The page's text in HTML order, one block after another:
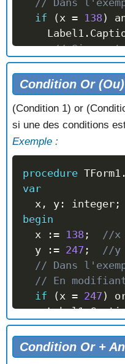
if
(x = 138)
    Label1
.
// Si x est
else
    Label1
.
// La
end;
Condition Or
(Condition 1) or
si une des conditions
Exemple :
procedure TForm1 .
var
  x
, y : integer ;
begin
  x
:= 138 ;
//x
  y
:= 247 ;
//y
// Dans
// En
if
(x = 247 )
    Label1
.
// Si une
else
    Label1
.
Condition Or +